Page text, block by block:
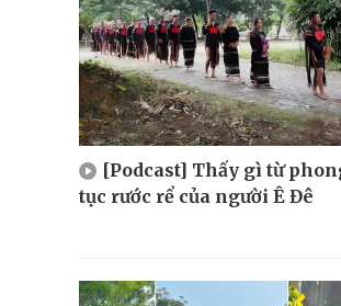
[Podcast] Thấy gì từ
tục rước rể của người Ê Đê